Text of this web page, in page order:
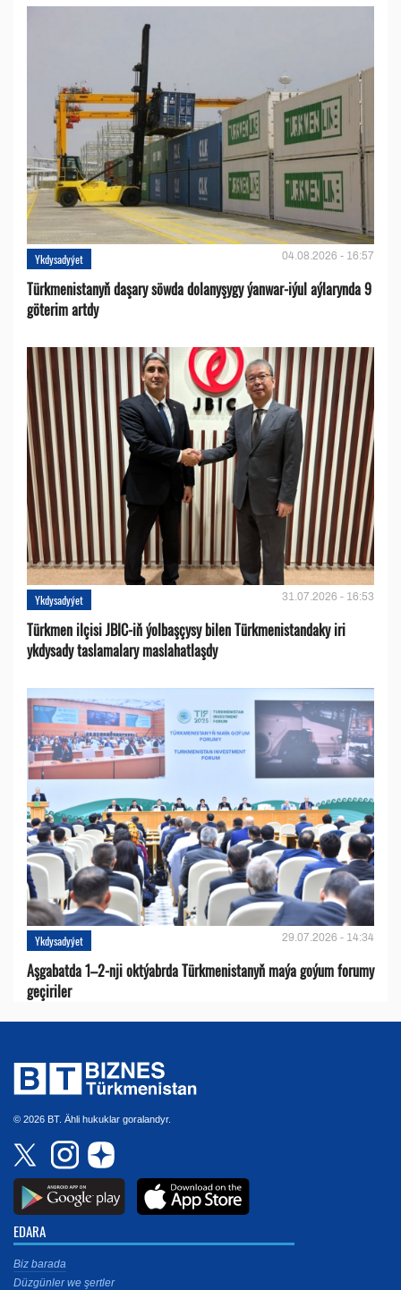
Ykdysadyýet 04.08.2026 - 16:57
Türkmenistanyň daşary söwda dolanyşygy ýanwar-iýul aýlarynda 9
göterim artdy
Ykdysadyýet 31.07.2026 - 16:53
Türkmen ilçisi JBIC-iň ýolbaşçysy bilen Türkmenistandaky iri
ykdysady taslamalary maslahatlaşdy
Ykdysadyýet 29.07.2026 - 14:34
Aşgabatda 1–2-nji oktýabrda Türkmenistanyň maýa goýum forumy
geçiriler
© 2026 BT. Ähli hukuklar goralandyr.
EDARA
Biz barada
Düzgünler we şertler